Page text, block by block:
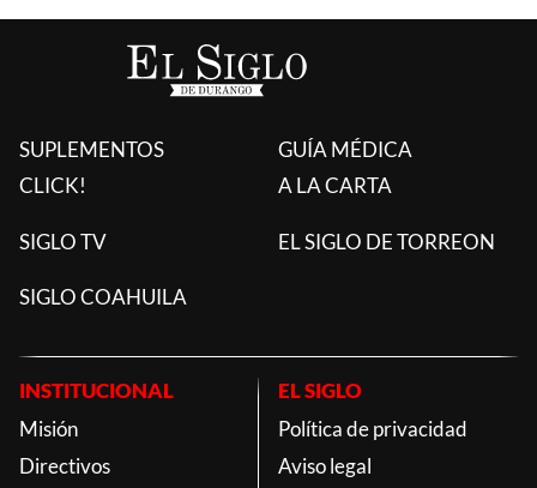
SUPLEMENTOS
CLICK!
GUÍA MÉDICA
A LA CARTA
SIGLO TV EL SIGLO DE TORREON
SIGLO COAHUILA
INSTITUCIONAL
Misión
Directivos
EL SIGLO
Política de privacidad
Aviso legal